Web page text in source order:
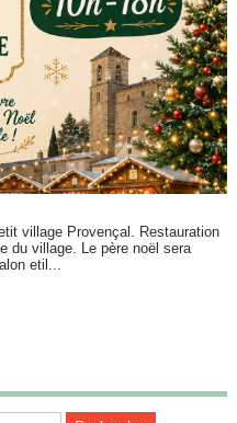
village Provençal. Restauration
du village. Le père noël sera
etil...